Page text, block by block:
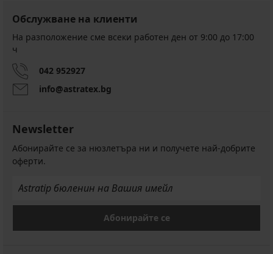
Обслужване на клиенти
На разположение сме всеки работен ден от 9:00 до 17:00
ч
042 952927
info@astratex.bg
Newsletter
Абонирайте се за нюзлетъра ни и получете най-добрите
оферти.
Абонирайте се